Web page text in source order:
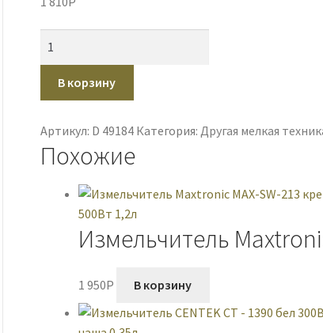
Измельчитель
Maxtronic
SW-
220
500Вт
В корзину
Артикул: D 49184 Категория: Другая мелкая
Похожие
Измельчитель
1 950P В корзину